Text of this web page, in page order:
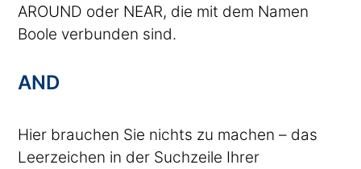
AROUND oder NEAR, die mit dem Namen
Boole verbunden sind.
AND
Hier brauchen Sie nichts zu machen – das
Leerzeichen in der Suchzeile Ihrer